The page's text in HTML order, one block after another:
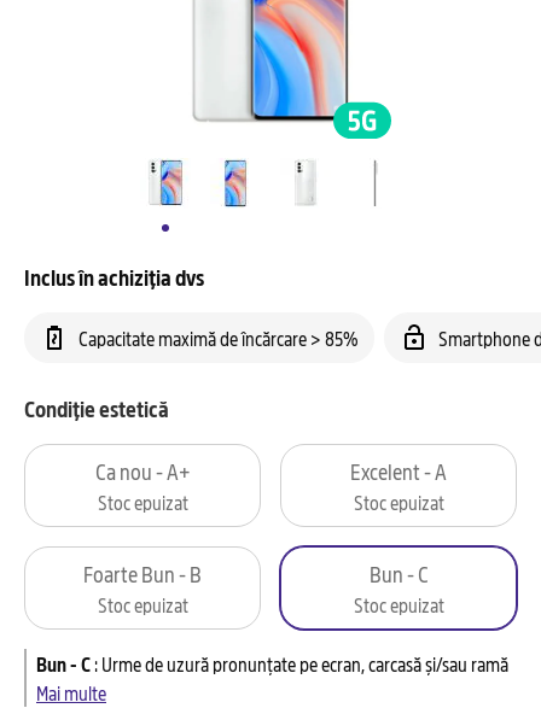
Inclus în achiziția dvs
Capacitate maximă de încărcare > 85% Smartphone
Condiție estetică
Ca nou - A+
Stoc epuizat
Excelent - A
Stoc epuizat
Foarte Bun - B
Stoc epuizat
Bun - C
Stoc epuizat
Bun - C:Urme de uzură pronunțate pe ecran, carcasă și/sau ramă
Mai multe